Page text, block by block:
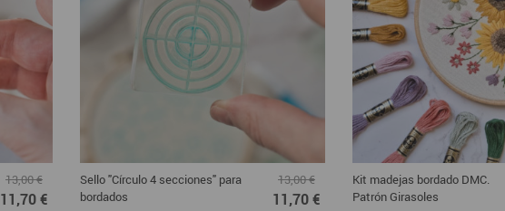
13,00 €
11,70 €
Sello "Círculo 4 secciones" para
bordados
13,00 €
11,70 €
Kit madejas bordado DMC.
Patrón Girasoles